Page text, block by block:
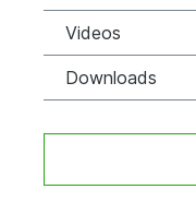
Videos
Downloads